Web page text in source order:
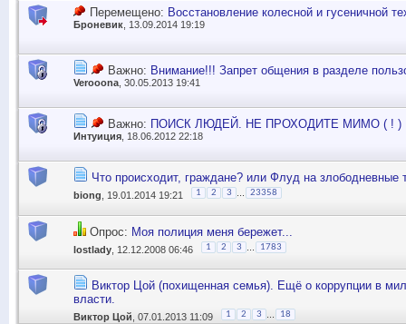
Перемещено: Восстановление колесной и гусеничной
Броневик , 13.09.2014 19:19
Важно: Внимание!!! Запрет общения в разделе
Verooona , 30.05.2013 19:41
Важно: ПОИСК ЛЮДЕЙ. НЕ ПРОХОДИТЕ МИМО ( ! )
Интуиция , 18.06.2012 22:18
Что происходит, граждане? или Флуд на злободневные
biong , 19.01.2014 19:21 1 2 3 23358
Опрос: Моя полиция меня бережет...
lostlady , 12.12.2008 06:46 1 2 3 1783
Виктор Цой (похищенная семья). Ещё о коррупции в
власти.
Виктор Цой , 07.01.2013 11:09 1 2 3 18